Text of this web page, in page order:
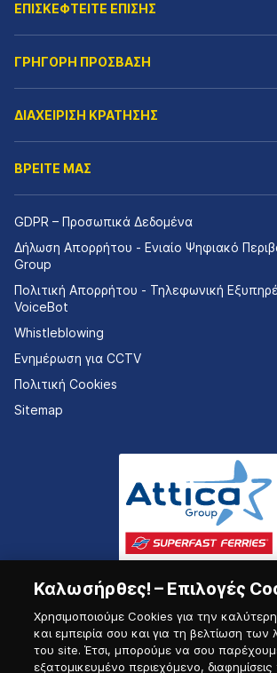
ΕΠΙΣΚΕΦΤΕΙΤΕ ΕΠΙΣΗΣ
ΓΡΗΓΟΡΗ ΠΡΟΣΒΑΣΗ
ΔΙΑΧΕΙΡΙΣΗ ΚΡΑΤΗΣΗΣ
ΒΡΕΙΤΕ ΜΑΣ
GDPR – Προσωπικά Δεδομένα
Δήλωση Απορρήτου - Ενιαίο Ψηφιακό
Group
Πολιτική Απορρήτου - Τηλεφωνική
VoiceBot
Whistleblowing
Ενημέρωση για CCTV
Πολιτική Cookies
Sitemap
Καλωσήρθες! – Επιλογές
Χρησιμοποιούμε Cookies για την
και εμπειρία σου και για τη βελτίωση των
του site. Έτσι, μπορούμε να σου
εξατομικευμένο περιεχόμενο,